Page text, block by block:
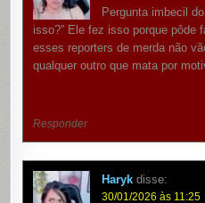
Pergunta imbecil
isso?” Ele fez isso porque pôde
esses reporters de merda não
qualquer outro que mata por
Responder
Haryk disse:
30/01/2026 às 11:25